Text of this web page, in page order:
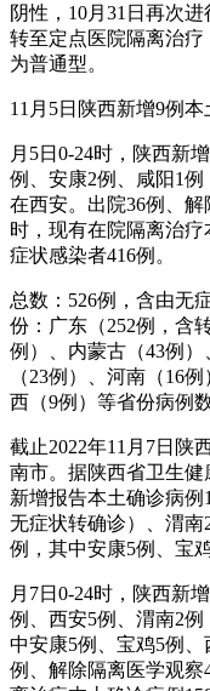
阴性，10月31日再次
转至定点医院隔离治疗
为普通型。
11月5日陕西新增9例
月5日0-24时，陕西新
例、安康2例、咸阳1
在西安。出院36例、
时，现有在院隔离治
症状感染者416例。
总数：526例，含由无
份：广东（252例，含
例）、内蒙古（43例
（23例）、河南（16
西（9例）等省份病例
截止2022年11月7日陕
南市。据陕西省卫生健
新增报告本土确诊病例
无症状转确诊）、渭
例，其中安康5例、宝
月7日0-24时，陕西新
例、西安5例、渭南2
中安康5例、宝鸡5例
例、解除隔离医学观察